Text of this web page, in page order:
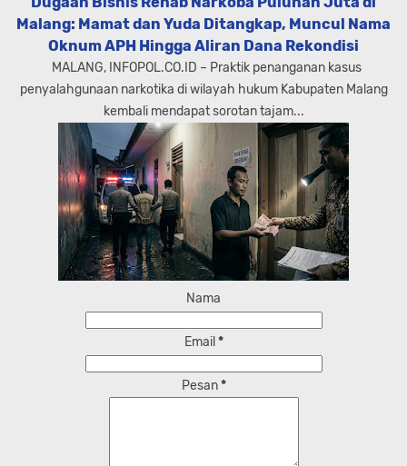
Malang: Mamat dan Yuda Ditangkap, Muncul Nama
Oknum APH Hingga Aliran Dana Rekondisi
MALANG, INFOPOL.CO.ID – Praktik penanganan kasus
penyalahgunaan narkotika di wilayah hukum Kabupaten Malang
kembali mendapat sorotan tajam...
Nama
Email *
Pesan*